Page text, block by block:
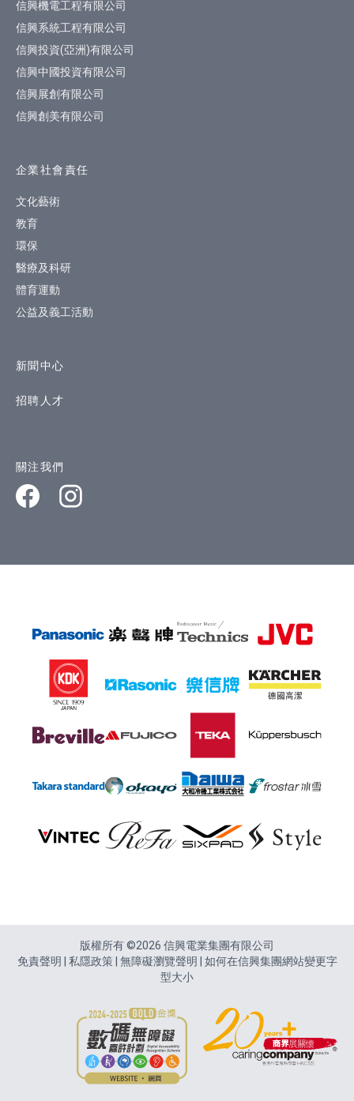
信興機電工程有限公司
信興系統工程有限公司
信興投資(亞洲)有限公司
信興中國投資有限公司
信興展創有限公司
信興創美有限公司
企業社會責任
文化藝術
教育
環保
醫療及科研
體育運動
公益及義工活動
新聞中心
招聘人才
關注我們
版權所有 ©2026 信興電業集團有限公司
免責聲明
私隱政策 無障礙瀏覽聲明
如何在信興集團網站變更字
型大小